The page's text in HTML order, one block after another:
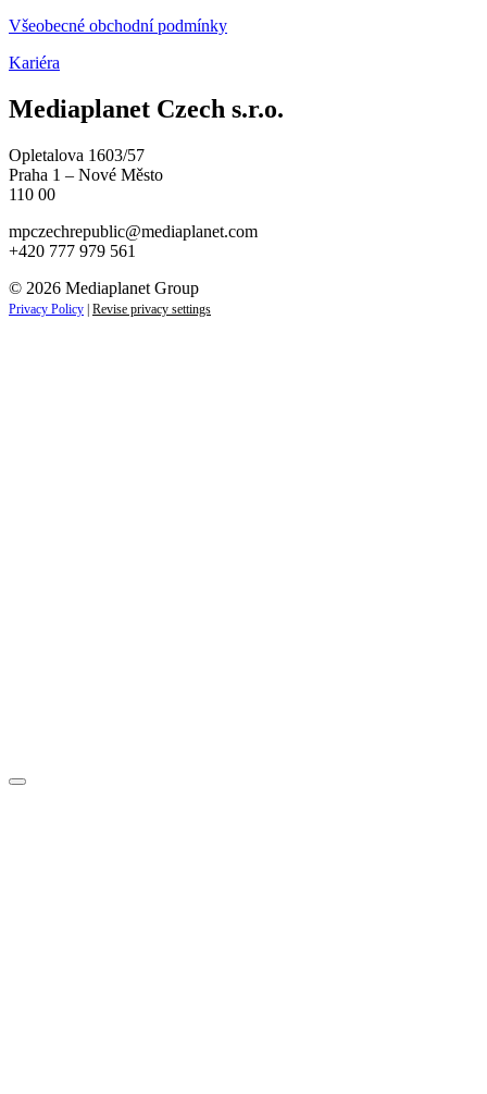
Všeobecné obchodní podmínky
Kariéra
Mediaplanet Czech s.r.o.
Opletalova 1603/57
Praha 1 – Nové Město
110 00
mpczechrepublic@mediaplanet.com
+420 777 979 561
© 2026 Mediaplanet Group
Privacy Policy | Revise privacy settings